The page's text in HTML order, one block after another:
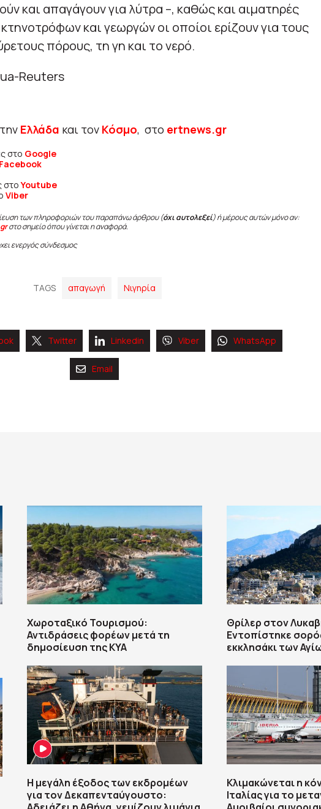
και απαγάγουν για λύτρα –, καθώς και αιματηρές
και γεωργών οι οποίοι ερίζουν για τους
πόρους, τη γη και το νερό.
Reuters
Ελλάδα και τον Κόσμο, στο ertnews.gr
στο Google
Facebook
στοYoutube
Viber
των πληροφοριών του παραπάνω άρθρου (όχι αυτολεξεί) ή μέρους αυτών μόνο αν:
στο σημείο όπου γίνεται η αναφορά.
ενεργός σύνδεσμος
TAGS απαγωγή Νιγηρία
Twitter Linkedin Viber WhatsApp
Email
Χωροταξικό Τουρισμού:
Αντιδράσεις φορέων μετά τη
δημοσίευση της ΚΥΑ
Η μεγάλη έξοδος των εκδρομέων
για τον Δεκαπενταύγουστο:
Θρίλερ στον
Εντοπίστηκε
εκκλησάκι των
Κλιμακώνεται η
Ιταλίας για το